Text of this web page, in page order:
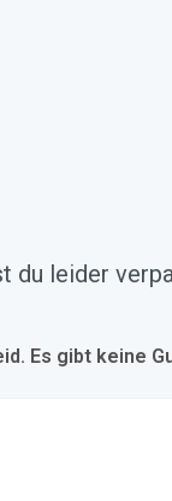
du leider
Es gibt keine